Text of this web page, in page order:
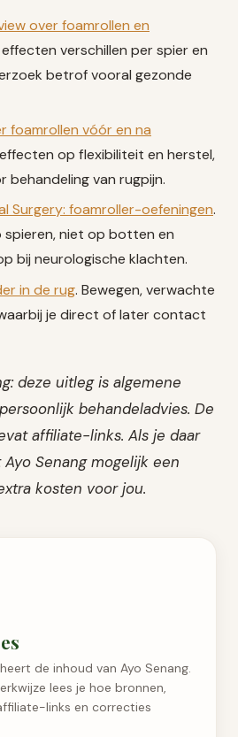
over foamrollen en
effecten verschillen per spier en
betrof vooral gezonde
foamrollen vóór en na
op flexibiliteit en herstel,
behandeling van rugpijn.
Surgery: foamroller-oefeningen.
spieren, niet op botten en
bij neurologische klachten.
in de rug. Bewegen, verwachte
je direct of later contact
deze uitleg is algemene
behandeladvies. De
affiliate-links. Als je daar
Senang mogelijk een
kosten voor jou.
de inhoud van Ayo Senang.
lees je hoe bronnen,
links en correcties